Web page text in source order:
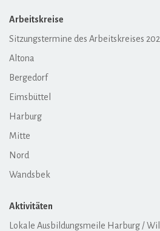
Arbeitskreise
Sitzungstermine des Arbeitskreises
Altona
Bergedorf
Eimsbüttel
Harburg
Mitte
Nord
Wandsbek
Aktivitäten
Lokale Ausbildungsmeile Harburg /